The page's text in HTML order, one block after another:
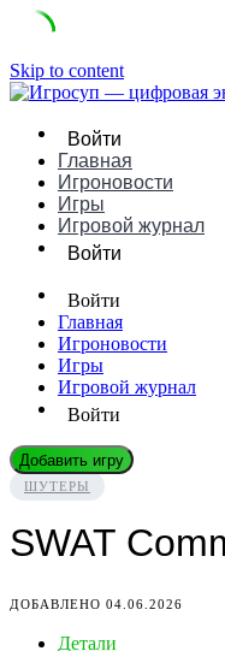
Skip to content
Войти
Главная
Игроновости
Игры
Игровой журнал
Войти
Войти
Главная
Игроновости
Игры
Игровой журнал
Войти
Добавить игру
ШУТЕРЫ
SWAT
ДОБАВЛЕНО 04.06.2026
Детали